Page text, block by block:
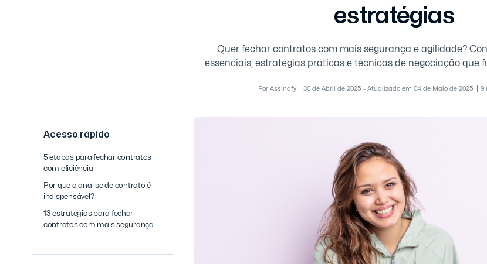
estratégias
Quer fechar contratos com mais segurança e agilidade?
essenciais, estratégias práticas e técnicas de negociação que
Por Assinafy 30 de Abril de 2025 - Atualizado em 04 de Maio de 2025 9
Acesso rápido
5 etapas para fechar contratos
com eficiência
Por que a análise de contrato é
indispensável?
13 estratégias para fechar
contratos com mais segurança